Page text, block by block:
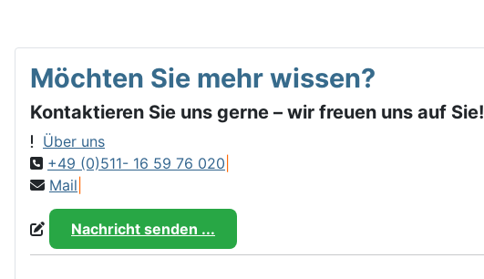
Möchten Sie mehr wissen?
Kontaktieren Sie uns gerne – wir freuen uns auf Sie!
Über uns
+49 (0)511- 16 59 76 020
Mail
Nachricht senden ...